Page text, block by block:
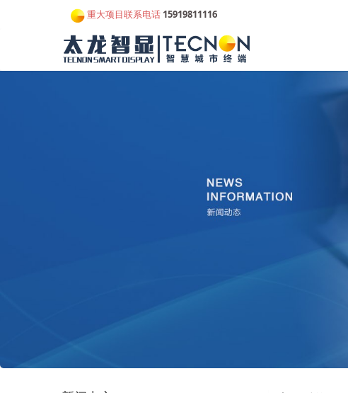
重大项目联系电话 15919811116